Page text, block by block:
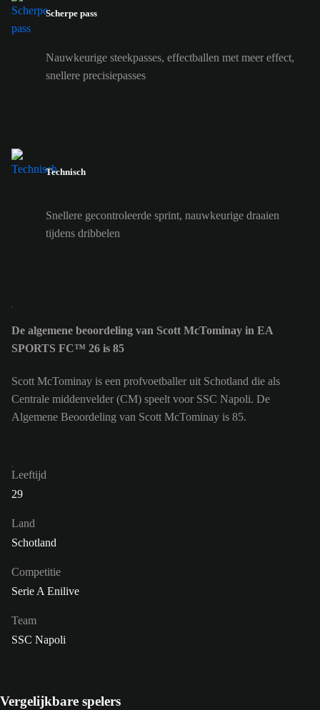
Scherpe pass
Nauwkeurige steekpasses, effectballen met meer effect,
snellere precisiepasses
Technisch
Snellere gecontroleerde sprint, nauwkeurige draaien
tijdens dribbelen
De algemene beoordeling van Scott McTominay in EA
SPORTS FC™ 26 is 85
Scott McTominay is een profvoetballer uit Schotland die als
Centrale middenvelder (CM) speelt voor SSC Napoli. De
Algemene Beoordeling van Scott McTominay is 85.
Leeftijd
29
Land
Schotland
Competitie
Serie A Enilive
Team
SSC Napoli
Vergelijkbare spelers